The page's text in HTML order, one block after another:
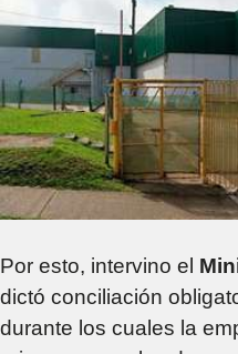
Por esto, intervino el
dictó conciliación
durante los cuales la